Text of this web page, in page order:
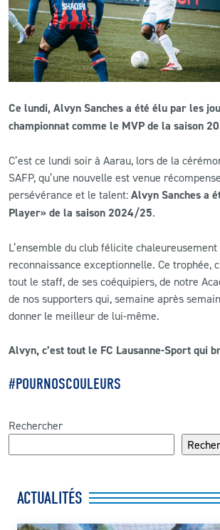
CLUB
CONTACT
LS E-SHOP
LS ACADEMY CAMPS
MATCH DES CELEBRITES
Ce lundi, Alvyn Sanches a été élu par les
championnat comme le MVP de la saison
C’est ce lundi soir à Aarau, lors de la
SAFP, qu’une nouvelle est venue
persévérance et le talent: AlvynSanchesa
Player»de la saison2024/25.
L’ensemble du club félicite chaleureusement
reconnaissance exceptionnelle. Ce trophée,
tout le staff, de ses coéquipiers, de notre A
de nos supporters qui, semaine après
donner le meilleur de lui-même.
Alvyn, c’esttoutle FC Lausanne-Sportqui
#POURNOSCOULEURS
Rechercher
ACTUALITÉS